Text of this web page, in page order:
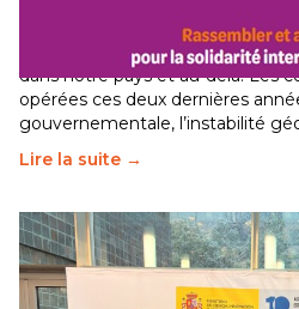
Le secteur humanitaire connaît
dans notre pays et au-delà. Les
opérées ces deux dernières
gouvernementale, l’instabilité
Lire la suite →